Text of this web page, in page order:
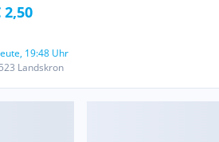
2,50
19:48 Uhr
Landskron